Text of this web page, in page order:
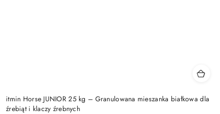
itmin Horse JUNIOR 25 kg – Granulowana mieszanka białkowa dla
źrebiąt i klaczy źrebnych